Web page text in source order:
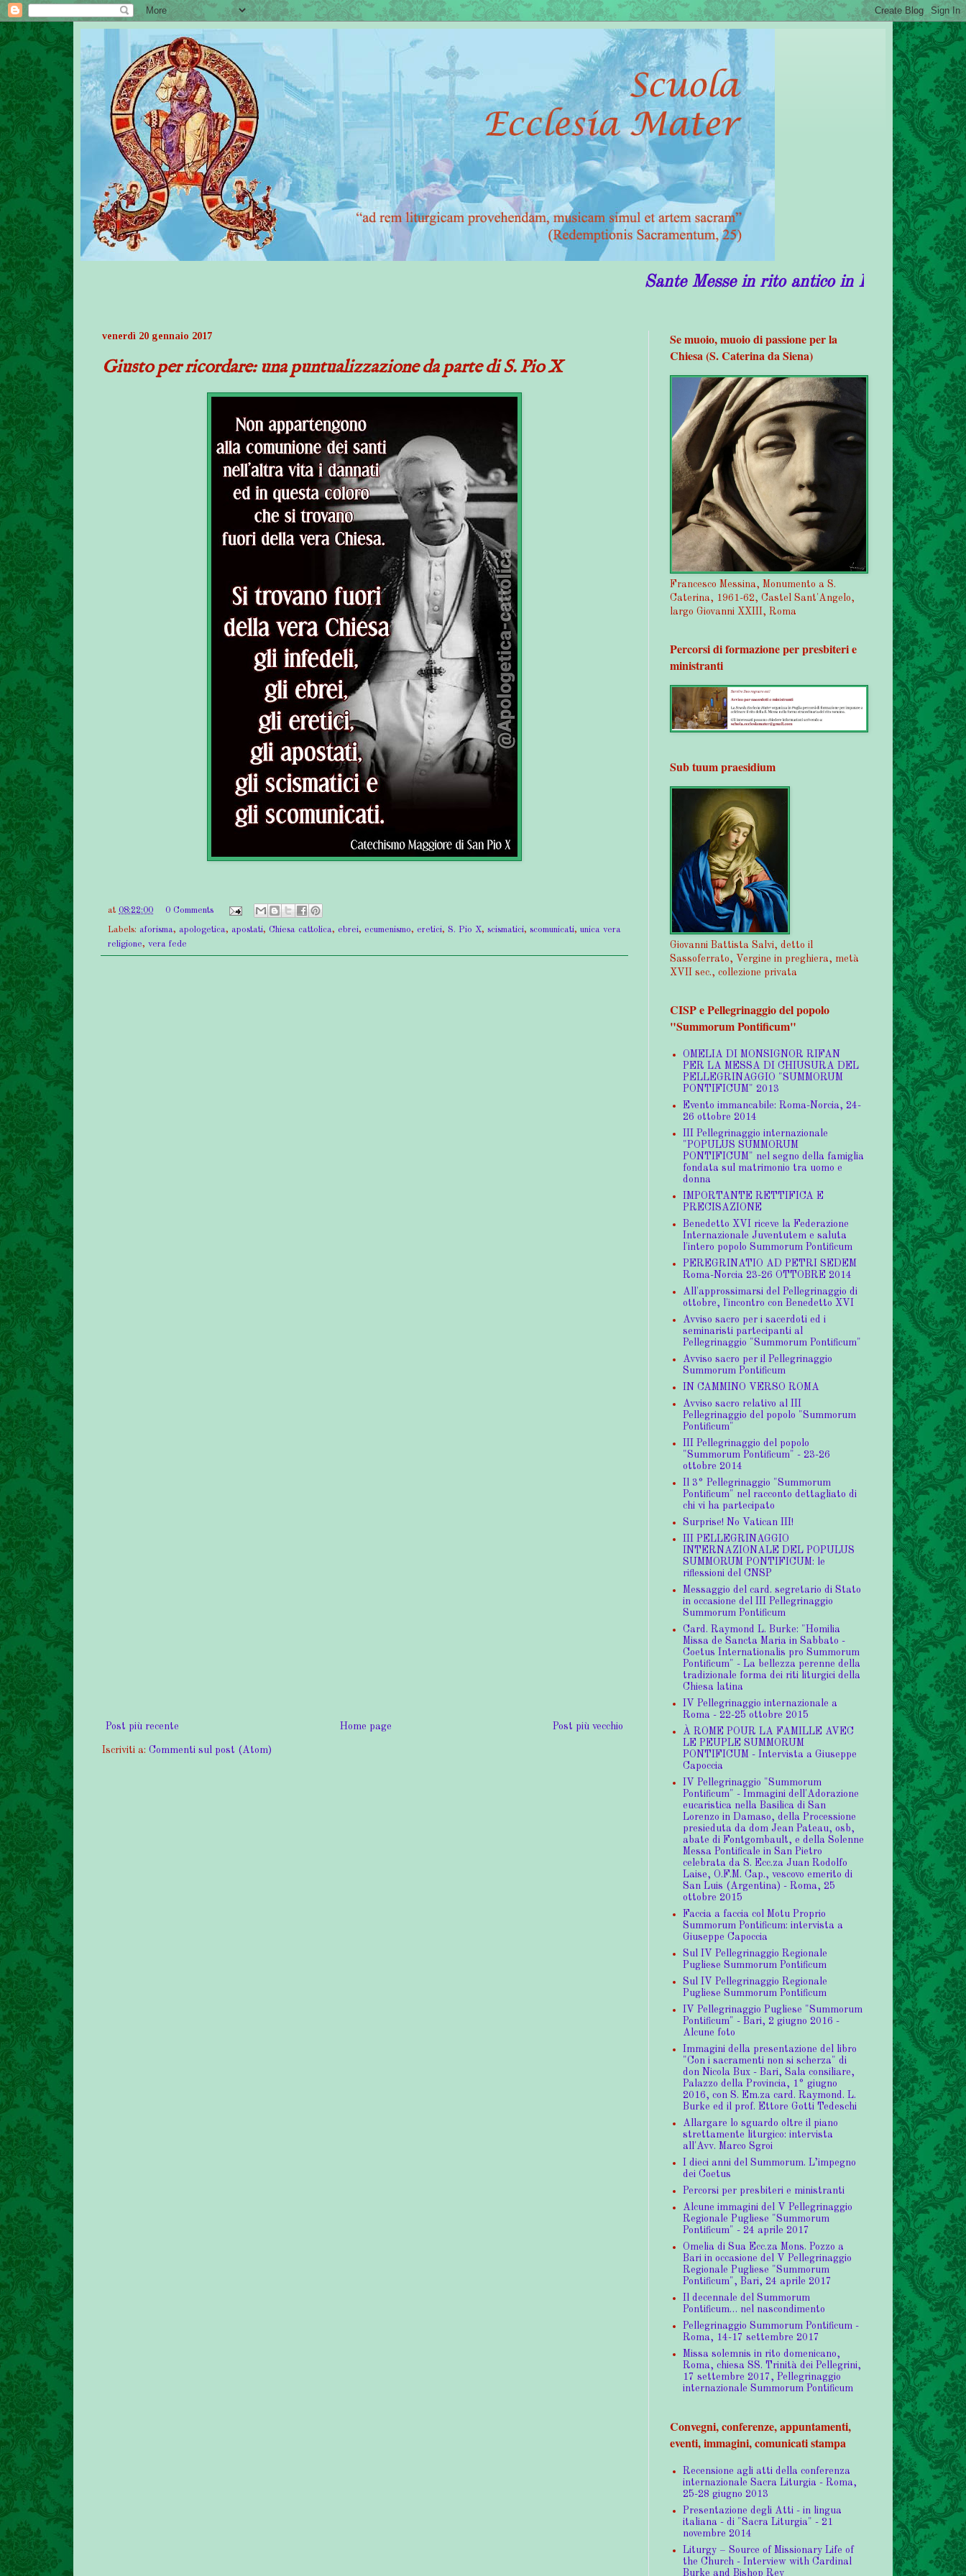
Sante Messe in rito antico in Puglia
venerdì 20 gennaio 2017
Giusto per ricordare: una puntualizzazione da parte di S. Pio X
at 08:22:00 0 Comments
Labels: aforisma, apologetica, apostati, Chiesa cattolica, ebrei, ecumenismo, eretici, S. Pio X, scismatici, scomunicati, unica vera
religione, vera fede
Post più recente Post più vecchio
Home page
Iscriviti a: Commenti sul post (Atom)
Se muoio, muoio di passione per la
Chiesa (S. Caterina da Siena)
Francesco Messina, Monumento a S.
Caterina, 1961-62, Castel Sant'Angelo,
largo Giovanni XXIII, Roma
Percorsi di formazione per presbiteri e
ministranti
Sub tuum praesidium
Giovanni Battista Salvi, detto il
Sassoferrato, Vergine in preghiera, metà
XVII sec., collezione privata
CISP e Pellegrinaggio del popolo
"Summorum Pontificum"
OMELIA DI MONSIGNOR RIFAN
PER LA MESSA DI CHIUSURA DEL
PELLEGRINAGGIO "SUMMORUM
PONTIFICUM" 2013
Evento immancabile: Roma-Norcia, 24-
26 ottobre 2014
III Pellegrinaggio internazionale
"POPULUS SUMMORUM
PONTIFICUM" nel segno della famiglia
fondata sul matrimonio tra uomo e
donna
IMPORTANTE RETTIFICA E
PRECISAZIONE
Benedetto XVI riceve la Federazione
Internazionale Juventutem e saluta
l'intero popolo Summorum Pontificum
PEREGRINATIO AD PETRI SEDEM
Roma-Norcia 23-26 OTTOBRE 2014
All'approssimarsi del Pellegrinaggio di
ottobre, l'incontro con Benedetto XVI
Avviso sacro per i sacerdoti ed i
seminaristi partecipanti al
Pellegrinaggio "Summorum Pontificum"
Avviso sacro per il Pellegrinaggio
Summorum Pontificum
IN CAMMINO VERSO ROMA
Avviso sacro relativo al III
Pellegrinaggio del popolo "Summorum
Pontificum"
III Pellegrinaggio del popolo
"Summorum Pontificum" - 23-26
ottobre 2014
Il 3° Pellegrinaggio "Summorum
Pontificum" nel racconto dettagliato di
chi vi ha partecipato
Surprise! No Vatican III!
III PELLEGRINAGGIO
INTERNAZIONALE DEL POPULUS
SUMMORUM PONTIFICUM: le
riflessioni del CNSP
Messaggio del card. segretario di Stato
in occasione del III Pellegrinaggio
Summorum Pontificum
Card. Raymond L. Burke: "Homilia
Missa de Sancta Maria in Sabbato -
Coetus Internationalis pro Summorum
Pontificum" - La bellezza perenne della
tradizionale forma dei riti liturgici della
Chiesa latina
IV Pellegrinaggio internazionale a
Roma - 22-25 ottobre 2015
À ROME POUR LA FAMILLE AVEC
LE PEUPLE SUMMORUM
PONTIFICUM - Intervista a Giuseppe
Capoccia
IV Pellegrinaggio "Summorum
Pontificum" - Immagini dell'Adorazione
eucaristica nella Basilica di San
Lorenzo in Damaso, della Processione
presieduta da dom Jean Pateau, osb,
abate di Fontgombault, e della Solenne
Messa Pontificale in San Pietro
celebrata da S. Ecc.za Juan Rodolfo
Laise, O.F.M. Cap., vescovo emerito di
San Luis (Argentina) - Roma, 25
ottobre 2015
Faccia a faccia col Motu Proprio
Summorum Pontificum: intervista a
Giuseppe Capoccia
Sul IV Pellegrinaggio Regionale
Pugliese Summorum Pontificum
Sul IV Pellegrinaggio Regionale
Pugliese Summorum Pontificum
IV Pellegrinaggio Pugliese "Summorum
Pontificum" - Bari, 2 giugno 2016 -
Alcune foto
Immagini della presentazione del libro
"Con i sacramenti non si scherza" di
don Nicola Bux - Bari, Sala consiliare,
Palazzo della Provincia, 1° giugno
2016, con S. Em.za card. Raymond. L.
Burke ed il prof. Ettore Gotti Tedeschi
Allargare lo sguardo oltre il piano
strettamente liturgico: intervista
all'Avv. Marco Sgroi
I dieci anni del Summorum. L’impegno
dei Coetus
Percorsi per presbiteri e ministranti
Alcune immagini del V Pellegrinaggio
Regionale Pugliese "Summorum
Pontificum" - 24 aprile 2017
Omelia di Sua Ecc.za Mons. Pozzo a
Bari in occasione del V Pellegrinaggio
Regionale Pugliese "Summorum
Pontificum", Bari, 24 aprile 2017
Il decennale del Summorum
Pontificum… nel nascondimento
Pellegrinaggio Summorum Pontificum -
Roma, 14-17 settembre 2017
Missa solemnis in rito domenicano,
Roma, chiesa SS. Trinità dei Pellegrini,
17 settembre 2017, Pellegrinaggio
internazionale Summorum Pontificum
Convegni, conferenze, appuntamenti,
eventi, immagini, comunicati stampa
Recensione agli atti della conferenza
internazionale Sacra Liturgia - Roma,
25-28 giugno 2013
Presentazione degli Atti - in lingua
italiana - di "Sacra Liturgia" - 21
novembre 2014
Liturgy – Source of Missionary Life of
the Church - Interview with Cardinal
Burke and Bishop Rey